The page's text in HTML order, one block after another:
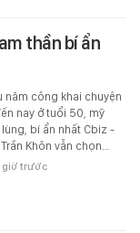
thần bí ẩn
năm công khai chuyện
nay ở tuổi 50, mỹ
bí ẩn nhất Cbiz -
Khôn vẫn chọn…
giờ trước